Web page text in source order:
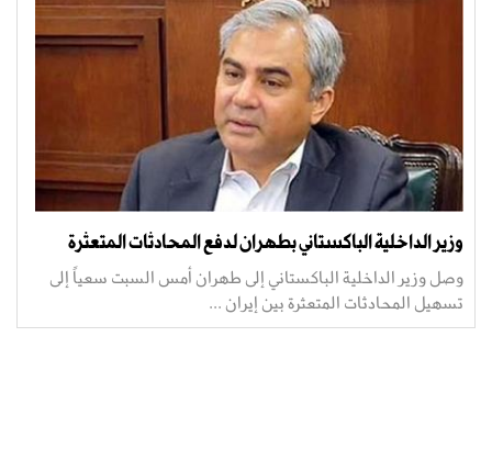
وزير الداخلية الباكستاني بطهران لدفع المحادثات المتعثرة
وصل وزير الداخلية الباكستاني إلى طهران أمس السبت سعياً إلى
تسهيل المحادثات المتعثرة بين إيران ...